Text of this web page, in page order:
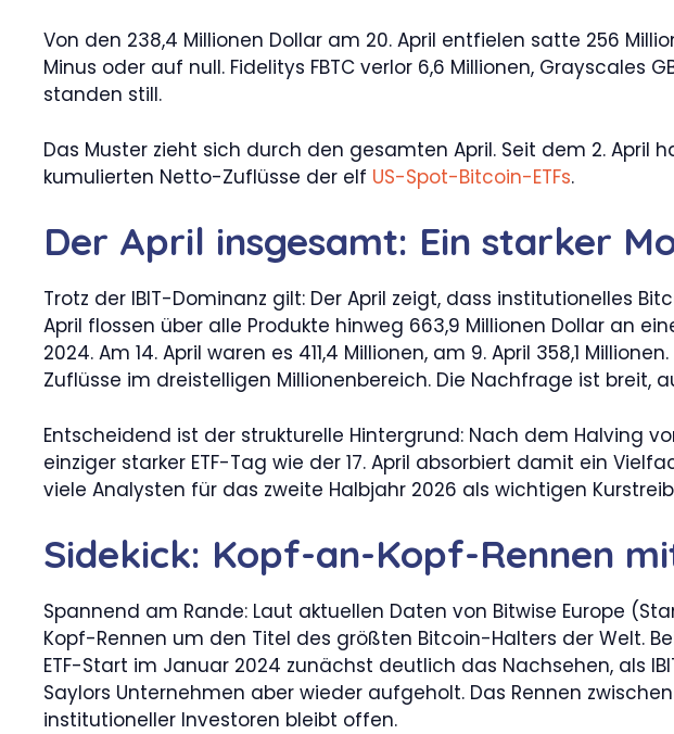
Von den 238,4 Millionen Dollar am 20. April entfielen satte 256
Minus oder auf null. Fidelitys FBTC verlor 6,6 Millionen, Grayscales
standen still.
Das Muster zieht sich durch den gesamten April. Seit dem 2. April
kumulierten Netto-Zuflüsse der elf US-Spot-Bitcoin-ETFs.
Der April insgesamt: Ein starker
Trotz der IBIT-Dominanz gilt: Der April zeigt, dass institutionelles
April flossen über alle Produkte hinweg 663,9 Millionen Dollar an
2024. Am 14. April waren es 411,4 Millionen, am 9. April 358,1
Zuflüsse im dreistelligen Millionenbereich. Die Nachfrage ist breit,
Entscheidend ist der strukturelle Hintergrund: Nach dem Halving
einziger starker ETF-Tag wie der 17. April absorbiert damit ein
viele Analysten für das zweite Halbjahr 2026 als wichtigen
Sidekick: Kopf-an-Kopf-Rennen
Spannend am Rande: Laut aktuellen Daten von Bitwise Europe
Kopf-Rennen um den Titel des größten Bitcoin-Halters der Welt.
ETF-Start im Januar 2024 zunächst deutlich das Nachsehen, als
Saylors Unternehmen aber wieder aufgeholt. Das Rennen
institutioneller Investoren bleibt offen.